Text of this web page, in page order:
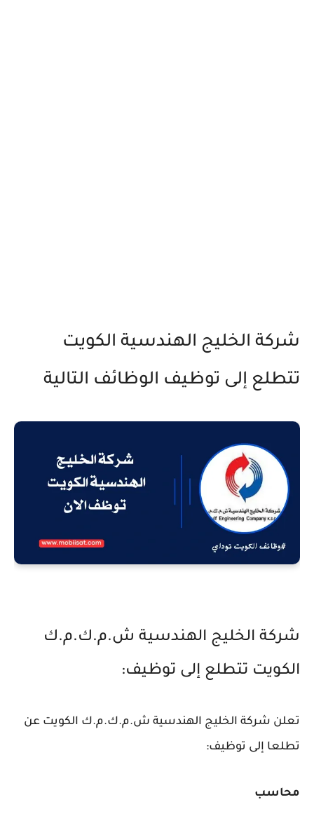
شركة الخليج الهندسية الكويت
تتطلع إلى توظيف الوظائف التالية
شركة الخليج الهندسية ش.م.ك.م.ك
الكويت تتطلع إلى توظيف:
تعلن شركة الخليج الهندسية ش.م.ك.م.ك الكويت عن
تطلعا إلى توظيف:
محاسب